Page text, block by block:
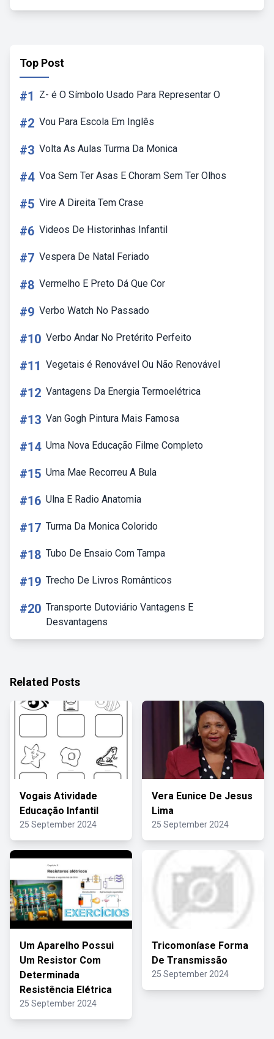
Top Post
#1 Z- é O Símbolo Usado Para Representar O
#2 Vou Para Escola Em Inglês
#3 Volta As Aulas Turma Da Monica
#4 Voa Sem Ter Asas E Choram Sem Ter Olhos
#5 Vire A Direita Tem Crase
#6 Videos De Historinhas Infantil
#7 Vespera De Natal Feriado
#8 Vermelho E Preto Dá Que Cor
#9 Verbo Watch No Passado
#10 Verbo Andar No Pretérito Perfeito
#11 Vegetais é Renovável Ou Não Renovável
#12 Vantagens Da Energia Termoelétrica
#13 Van Gogh Pintura Mais Famosa
#14 Uma Nova Educação Filme Completo
#15 Uma Mae Recorreu A Bula
#16 Ulna E Radio Anatomia
#17 Turma Da Monica Colorido
#18 Tubo De Ensaio Com Tampa
#19 Trecho De Livros Românticos
#20 Transporte Dutoviário Vantagens E
Desvantagens
Related Posts
Vogais Atividade
Educação Infantil
25 September 2024
Vera Eunice De Jesus
Lima
25 September 2024
Um Aparelho Possui
Um Resistor Com
Determinada
Resistência Elétrica
25 September 2024
Tricomoníase Forma
De Transmissão
25 September 2024